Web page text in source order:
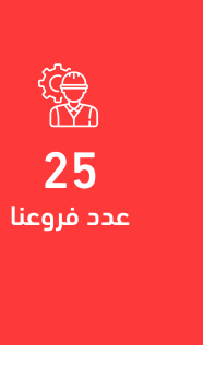
25
عدد فروعنا